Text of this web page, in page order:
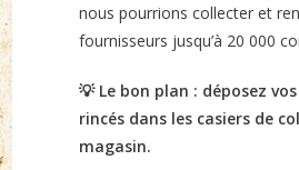
nous pourrions collecter et
fournisseurs jusqu’à 20 000
💡 Le bon plan : déposez
rincés dans les casiers de
magasin.